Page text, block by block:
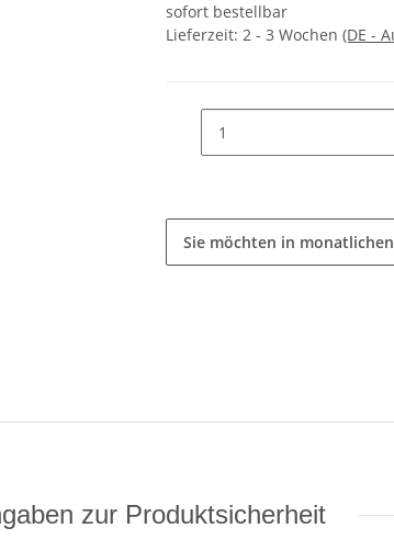
sofort bestellbar
Lieferzeit: 2 - 3 Wochen (DE -
Sie möchten in
zur Produktsicherheit